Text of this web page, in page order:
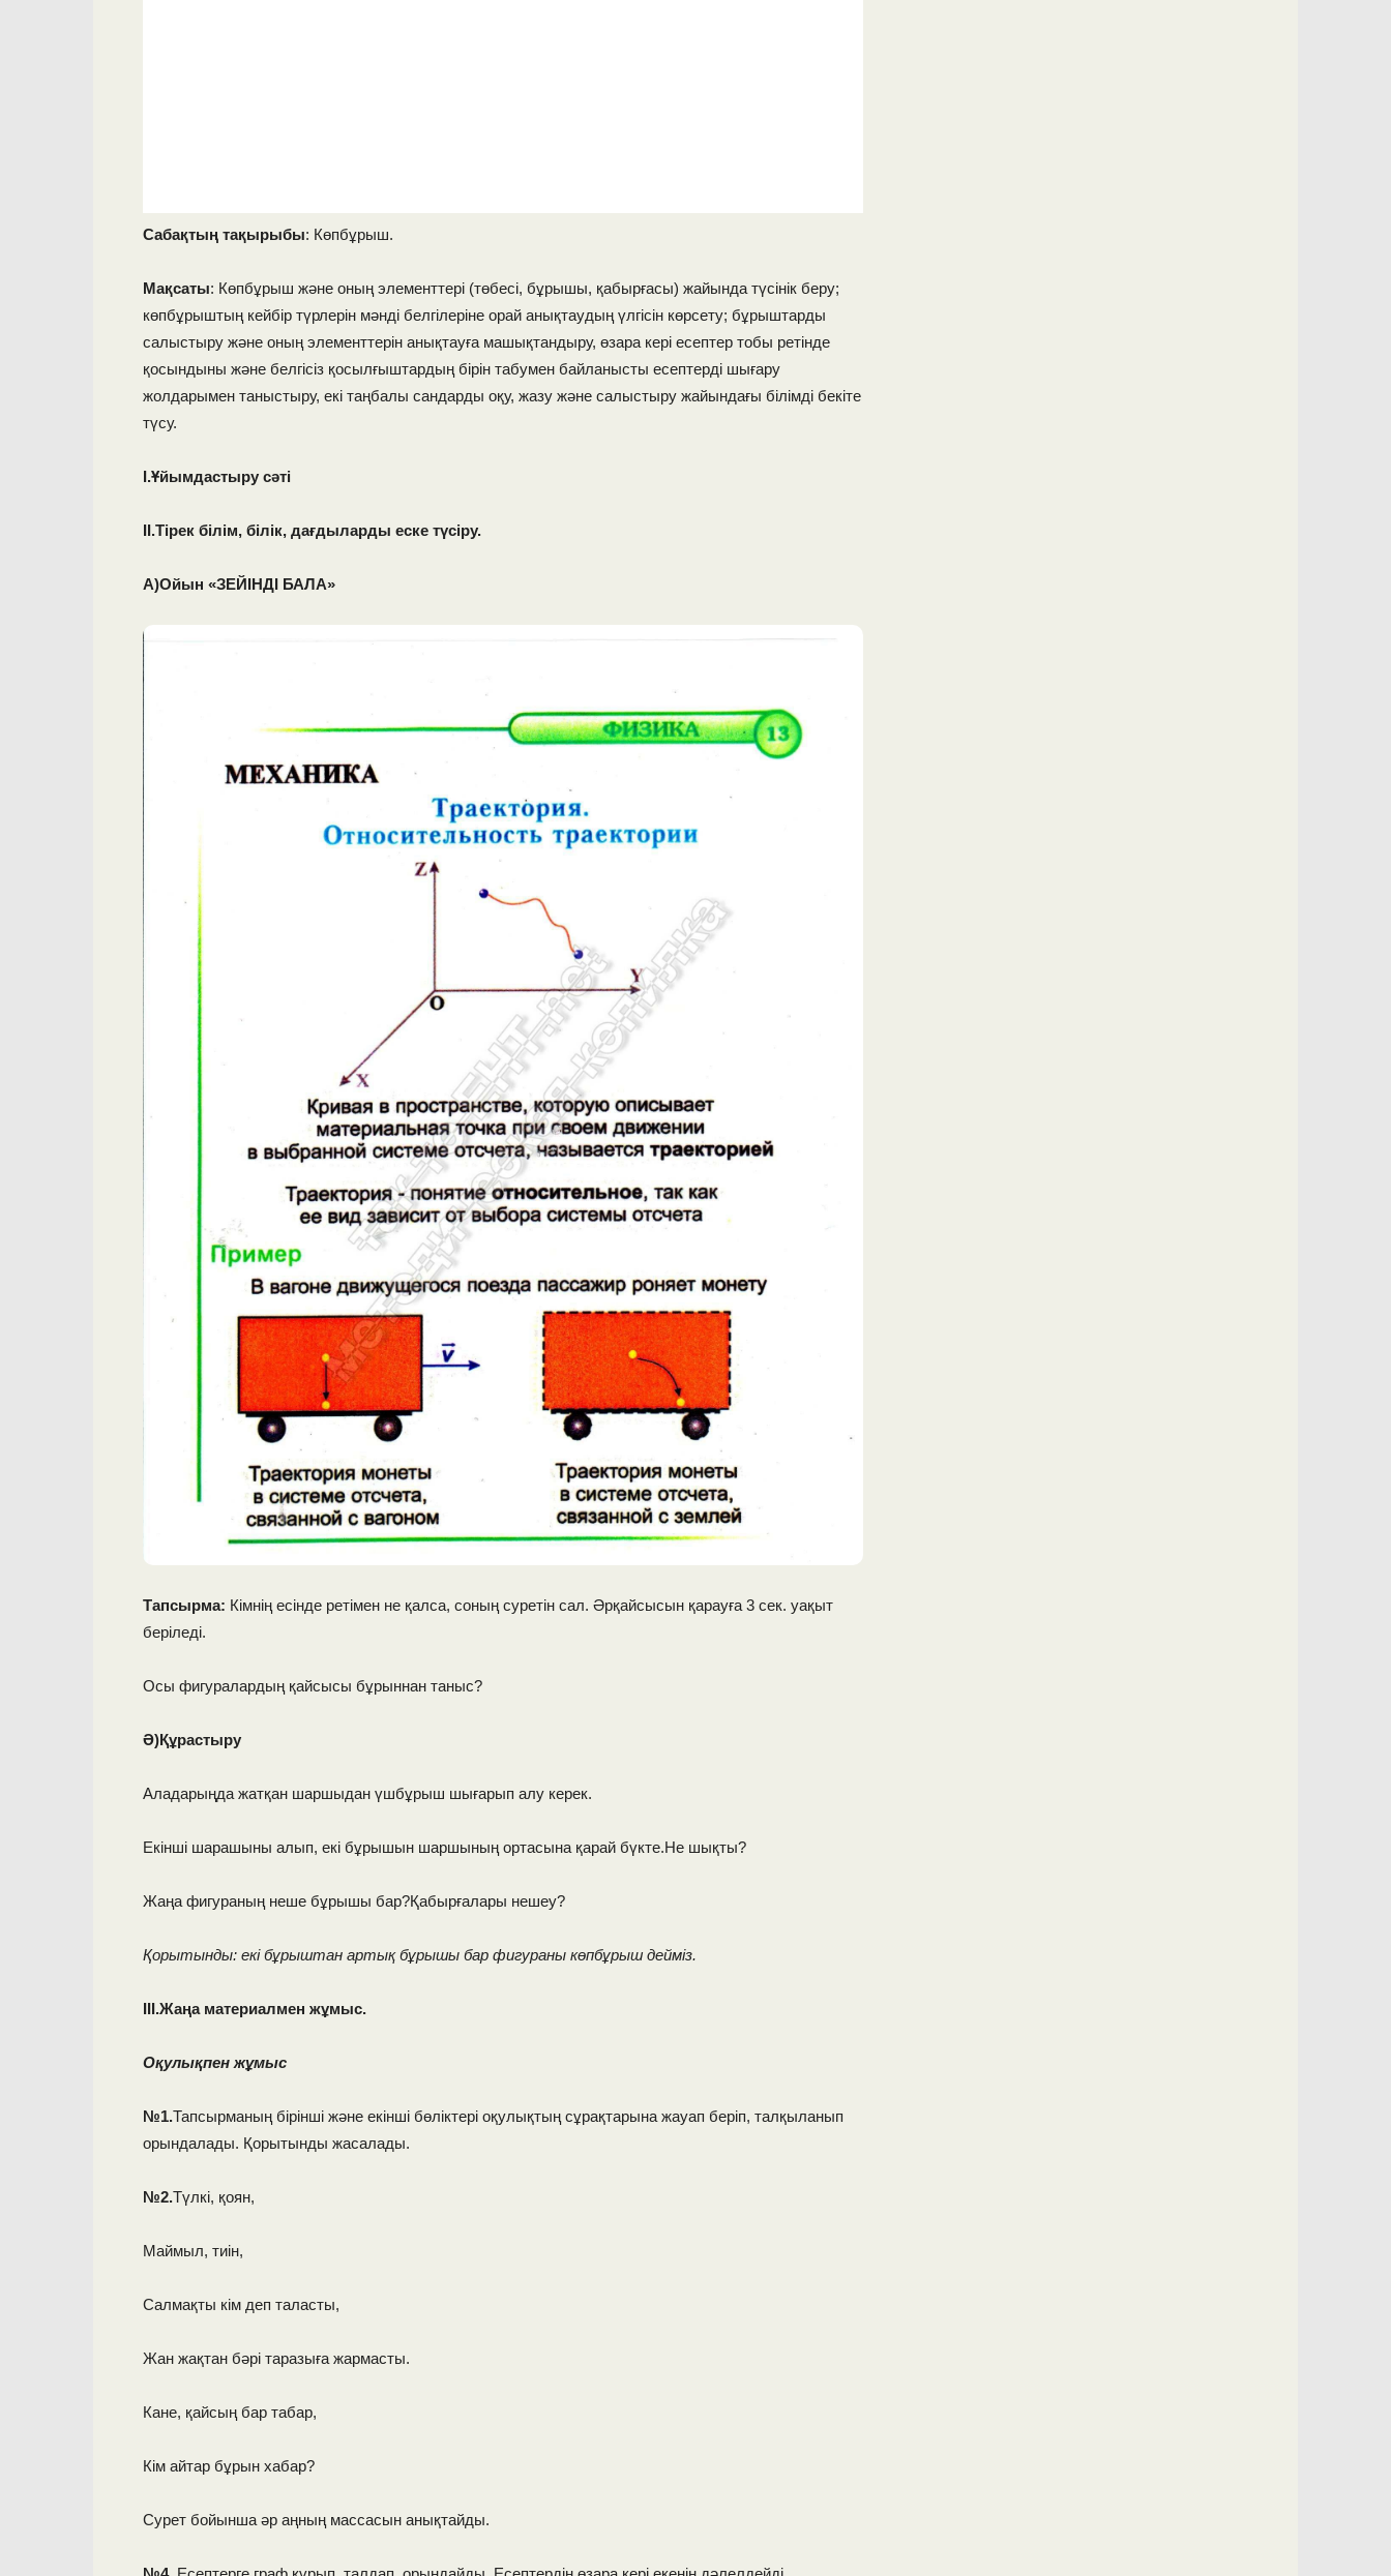
Сабақтың тақырыбы: Көпбұрыш.
Мақсаты: Көпбұрыш және оның элементтері (төбесі, бұрышы, қабырғасы) жайында түсінік беру;
көпбұрыштың кейбір түрлерін мәнді белгілеріне орай анықтаудың үлгісін көрсету; бұрыштарды
салыстыру және оның элементтерін анықтауға машықтандыру, өзара кері есептер тобы ретінде
қосындыны және белгісіз қосылғыштардың бірін табумен байланысты есептерді шығару
жолдарымен таныстыру, екі таңбалы сандарды оқу, жазу және салыстыру жайындағы білімді бекіте
түсу.
I.Ұйымдастыру сәті
ІІ.Тірек білім, білік, дағдыларды еске түсіру.
А)Ойын «ЗЕЙІНДІ БАЛА»
Тапсырма: Кімнің есінде ретімен не қалса, соның суретін сал. Әрқайсысын қарауға 3 сек. уақыт
беріледі.
Осы фигуралардың қайсысы бұрыннан таныс?
Ә)Құрастыру
Аладарыңда жатқан шаршыдан үшбұрыш шығарып алу керек.
Екінші шарашыны алып, екі бұрышын шаршының ортасына қарай бүкте.Не шықты?
Жаңа фигураның неше бұрышы бар?Қабырғалары нешеу?
Қорытынды: екі бұрыштан артық бұрышы бар фигураны көпбұрыш дейміз.
III.Жаңа материалмен жұмыс.
Оқулықпен жұмыс
№1.Тапсырманың бірінші және екінші бөліктері оқулықтың сұрақтарына жауап беріп, талқыланып
орындалады. Қорытынды жасалады.
№2.Түлкі, қоян,
Маймыл, тиін,
Салмақты кім деп таласты,
Жан жақтан бәрі таразыға жармасты.
Кане, қайсың бар табар,
Кім айтар бұрын хабар?
Сурет бойынша әр аңның массасын анықтайды.